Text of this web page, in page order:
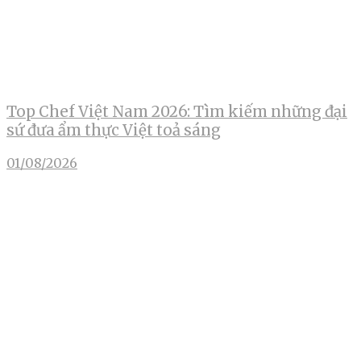
Top Chef Việt Nam 2026: Tìm kiếm những đại
sứ đưa ẩm thực Việt toả sáng
01/08/2026